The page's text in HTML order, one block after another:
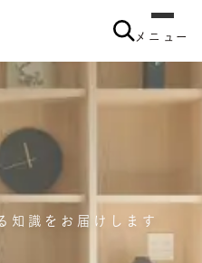
メニュー
知識をお届けします